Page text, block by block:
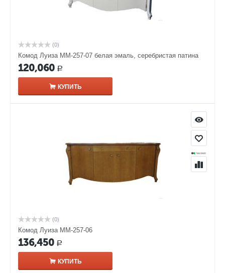
(0)
Комод Луиза ММ-257-07 белая эмаль, серебристая патина
120,060 Р
КУПИТЬ
(0)
Комод Луиза ММ-257-06
136,450 Р
КУПИТЬ